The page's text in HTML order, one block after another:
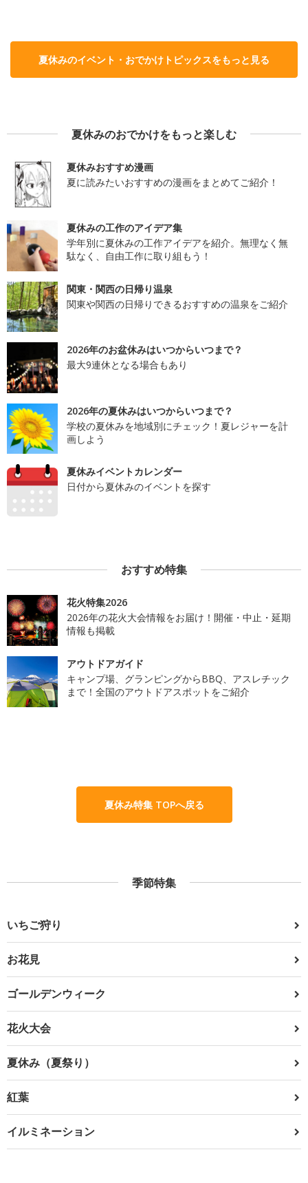
夏休みのイベント・おでかけトピックスをもっと見る
夏休みのおでかけをもっと楽しむ
夏休みおすすめ漫画
夏に読みたいおすすめの漫画をまとめてご紹介！
夏休みの工作のアイデア集
学年別に夏休みの工作アイデアを紹介。無理なく無
駄なく、自由工作に取り組もう！
関東・関西の日帰り温泉
関東や関西の日帰りできるおすすめの温泉をご紹介
2026年のお盆休みはいつからいつまで？
最大9連休となる場合もあり
2026年の夏休みはいつからいつまで？
学校の夏休みを地域別にチェック！夏レジャーを計
画しよう
夏休みイベントカレンダー
日付から夏休みのイベントを探す
おすすめ特集
花火特集2026
2026年の花火大会情報をお届け！開催・中止・延期
情報も掲載
アウトドアガイド
キャンプ場、グランピングからBBQ、アスレチック
まで！全国のアウトドアスポットをご紹介
夏休み特集 TOPへ戻る
季節特集
いちご狩り
お花見
ゴールデンウィーク
花火大会
夏休み（夏祭り）
紅葉
イルミネーション